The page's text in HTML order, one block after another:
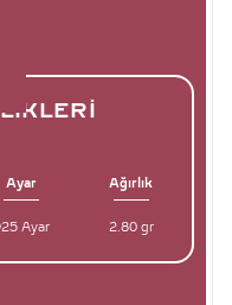
Ayar Ağırlık
Ayar 2.80 gr